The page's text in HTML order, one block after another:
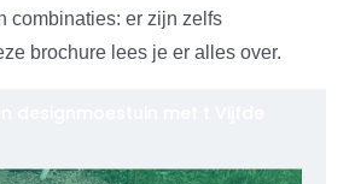
combinaties: er zijn zelfs
brochure lees je er alles over.